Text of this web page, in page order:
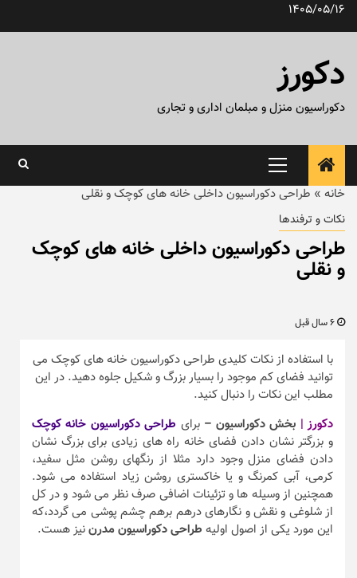
پرش1405/05/16
دکورز
دکوراسیون منزل و مبلمان اداری و تجاری
منوی
اصلی
خانه » طراحی دکوراسیون داخلی خانه های کوچک و نقلی
نکات و ترفندها
طراحی دکوراسیون داخلی خانه های کوچک
و نقلی
با استفاده از نکات کلیدی طراحی دکوراسیون خانه های کوچک می
توانید فضای کم موجود را بسیار بزرگ و شکیل جلوه دهید. در این
مطلب این نکات را دنبال کنید.
دکورز | بخش دکوراسیون – برای طراحی دکوراسیون خانه کوچک
و بزرگتر نشان دادن فضای خانه راه های زیادی برای بزرگ نشان
دادن فضای منزل وجود دارد مثلا از رنگهای روشن مثل سفید،
کرمی، آبی کمرنگ و یا خاکستری روشن زیاد استفاده می شود.
همچنین از وسیله ها و تزئینات اضافی صرف نظر می شود و در کل
از شلوغی و نقش و نگارهای درهم برهم چشم پوشی می گردد،که
این مورد یکی از اصول اولیه طراحی دکوراسیون مدرننیز هست.